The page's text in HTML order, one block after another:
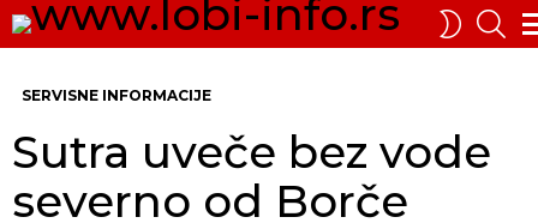
SWITCH
SKIN
SERVISNE INFORMACIJE
Sutra uveče bez vode
severno od Borče